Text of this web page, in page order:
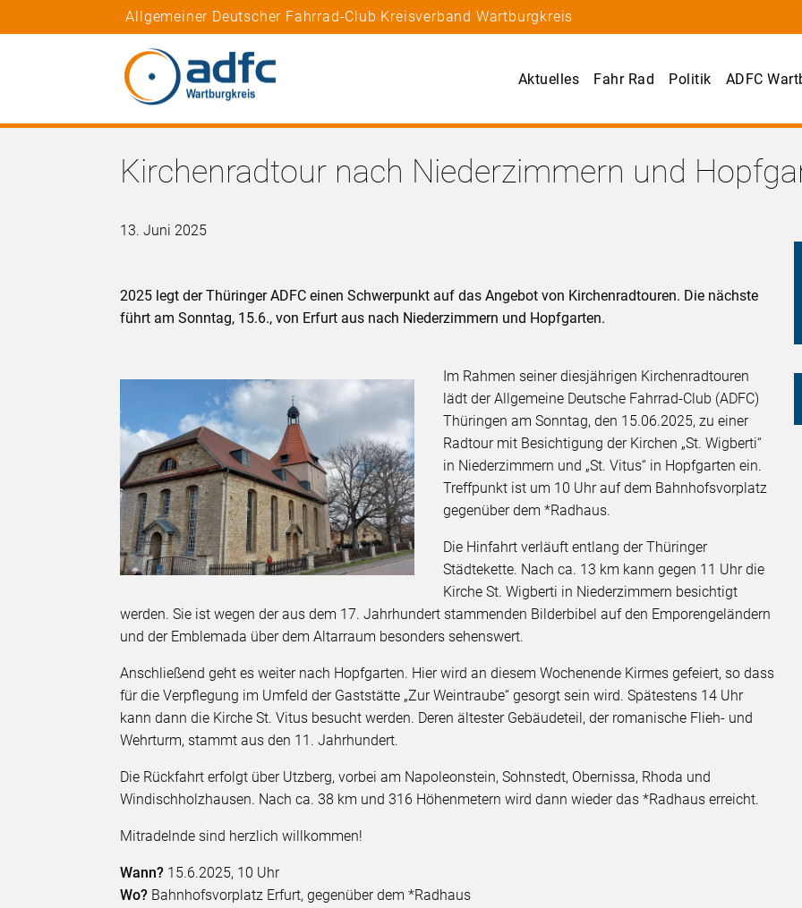
Allgemeiner Deutscher Fahrrad-Club Kreisverband Wartburgkreis
Aktuelles Fahr Rad Politik ADFC
Kirchenradtour nach Niederzimmern und
13. Juni 2025
2025 legt der Thüringer ADFC einen Schwerpunkt auf das Angebot von Kirchenradtouren. Die nächste
führt am Sonntag, 15.6., von Erfurt aus nach Niederzimmern und Hopfgarten.
Im Rahmen seiner diesjährigen Kirchenradtouren
lädt der Allgemeine Deutsche Fahrrad-Club (ADFC)
Thüringen am Sonntag, den 15.06.2025, zu einer
Radtour mit Besichtigung der Kirchen „St. Wigberti“
in Niederzimmern und „St. Vitus“ in Hopfgarten ein.
Treffpunkt ist um 10 Uhr auf dem Bahnhofsvorplatz
gegenüber dem *Radhaus.
Die Hinfahrt verläuft entlang der Thüringer
Städtekette. Nach ca. 13 km kann gegen 11 Uhr die
Kirche St. Wigberti in Niederzimmern besichtigt
werden. Sie ist wegen der aus dem 17. Jahrhundert stammenden Bilderbibel auf den Emporengeländern
und der Emblemada über dem Altarraum besonders sehenswert.
Anschließend geht es weiter nach Hopfgarten. Hier wird an diesem Wochenende Kirmes gefeiert, so dass
für die Verpflegung im Umfeld der Gaststätte „Zur Weintraube“ gesorgt sein wird. Spätestens 14 Uhr
kann dann die Kirche St. Vitus besucht werden. Deren ältester Gebäudeteil, der romanische Flieh- und
Wehrturm, stammt aus den 11. Jahrhundert.
Die Rückfahrt erfolgt über Utzberg, vorbei am Napoleonstein, Sohnstedt, Obernissa, Rhoda und
Windischholzhausen. Nach ca. 38 km und 316 Höhenmetern wird dann wieder das *Radhaus erreicht.
Mitradelnde sind herzlich willkommen!
Wann? 15.6.2025, 10 Uhr
Wo? Bahnhofsvorplatz Erfurt, gegenüber dem *Radhaus